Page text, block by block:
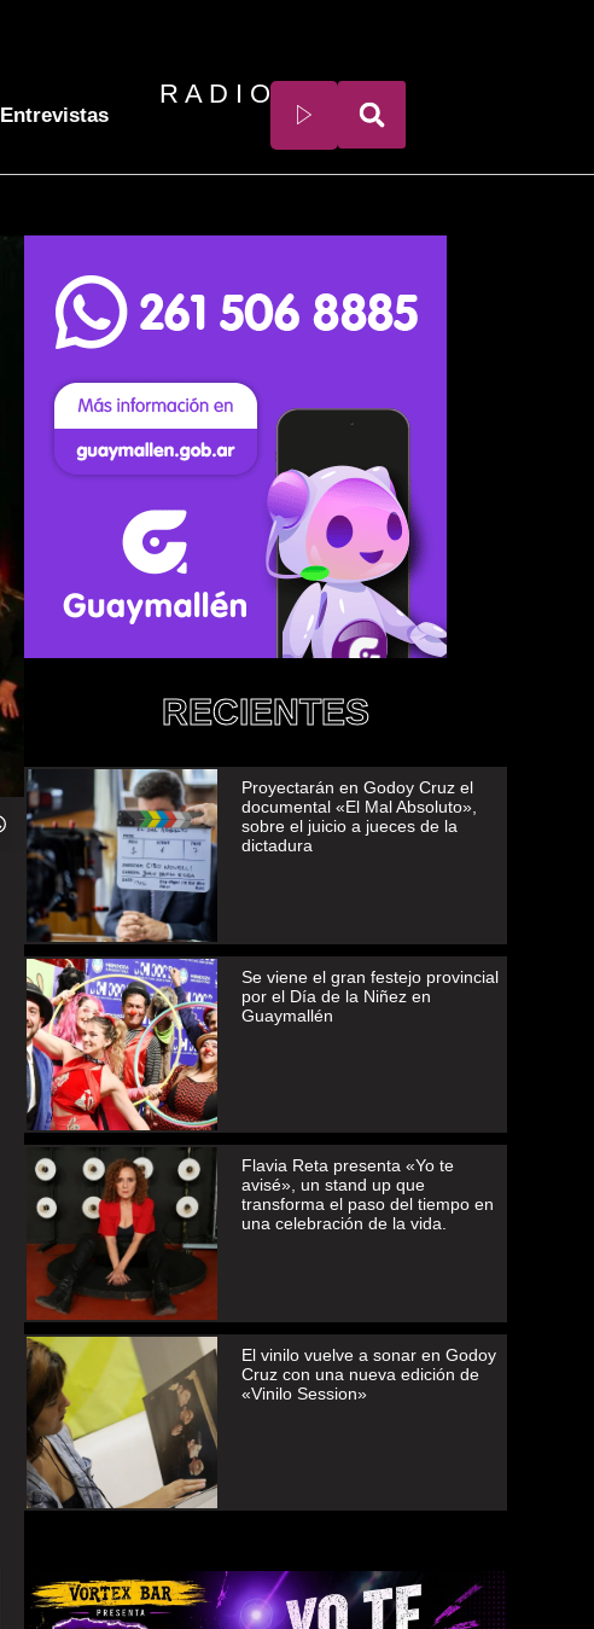
Entrevistas
R A D I O
RECIENTES
Proyectarán en Godoy Cruz el
documental «El Mal Absoluto»,
sobre el juicio a jueces de la
dictadura
Se viene el gran festejo provincial
por el Día de la Niñez en
Guaymallén
Flavia Reta presenta «Yo te
avisé», un stand up que
transforma el paso del tiempo en
una celebración de la vida.
El vinilo vuelve a sonar en Godoy
Cruz con una nueva edición de
«Vinilo Session»